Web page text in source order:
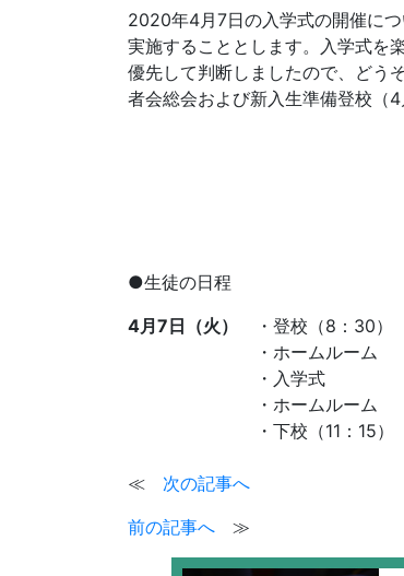
2020年4月7日の入学式の開催に
実施することとします。入学式を
優先して判断しましたので、どう
者会総会および新入生準備登校（4
●生徒の日程
4月7日（火）
・登校（8：30）
・ホームルーム
・入学式
・ホームルーム
・下校（11：15）
≪ 次の記事へ
前の記事へ ≫